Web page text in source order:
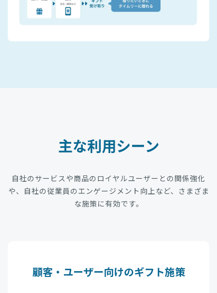
主な利用シーン
自社のサービスや商品のロイヤルユーザーとの関係強化
や、自社の従業員のエンゲージメント向上など、さまざま
な施策に有効です。
顧客・ユーザー向けのギフト施策